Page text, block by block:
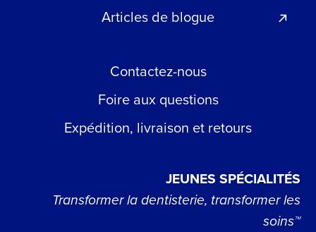
Articles de blogue
Contactez-nous
Foire aux questions
Expédition, livraison et retours
JEUNES SPÉCIALITÉS
Transformer la dentisterie, transformer les
soins™